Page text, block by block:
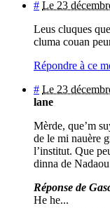
# Le 23
Leus cluques
cluma couan
Répondre à ce
# Le 23
lane
Mèrde, que’m
de le mi nauère
l’institut. Que
dinna de
Réponse de
He he...